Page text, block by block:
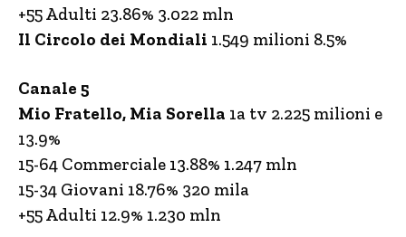
+55 Adulti 23.86% 3.022 mln
Il Circolo dei Mondiali 1.549 milioni 8.5%
Canale 5
Mio Fratello, Mia Sorella 1a tv 2.225 milioni e
13.9%
15-64 Commerciale 13.88% 1.247 mln
15-34 Giovani 18.76% 320 mila
+55 Adulti 12.9% 1.230 mln